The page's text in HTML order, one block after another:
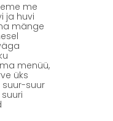
me
ja huvi
mänge
menüü,
üks
suur-suur